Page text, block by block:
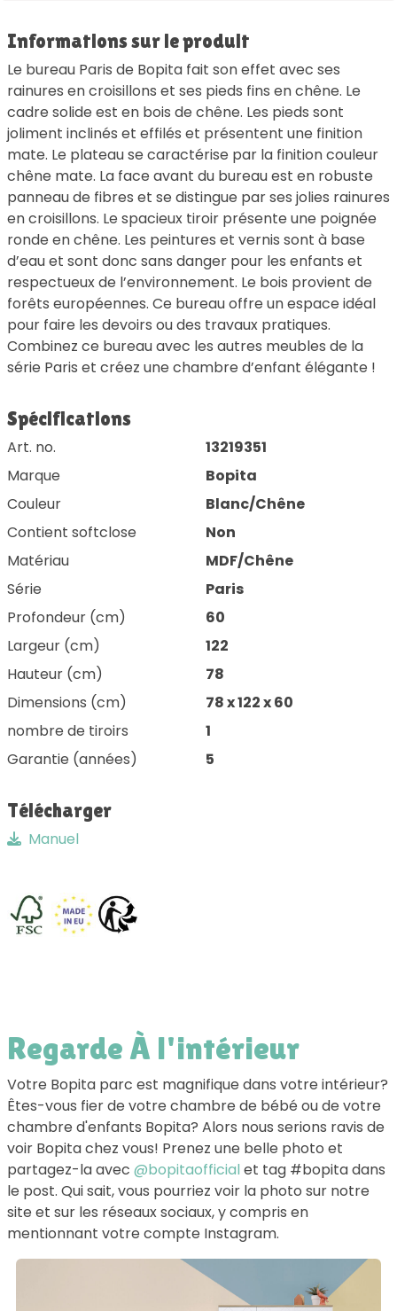
Informations sur le produit
Le bureau Paris de Bopita fait son effet avec ses
rainures en croisillons et ses pieds fins en chêne. Le
cadre solide est en bois de chêne. Les pieds sont
joliment inclinés et effilés et présentent une finition
mate. Le plateau se caractérise par la finition couleur
chêne mate. La face avant du bureau est en robuste
panneau de fibres et se distingue par ses jolies rainures
en croisillons. Le spacieux tiroir présente une poignée
ronde en chêne. Les peintures et vernis sont à base
d’eau et sont donc sans danger pour les enfants et
respectueux de l’environnement. Le bois provient de
forêts européennes. Ce bureau offre un espace idéal
pour faire les devoirs ou des travaux pratiques.
Combinez ce bureau avec les autres meubles de la
série Paris et créez une chambre d’enfant élégante !
Spécifications
Art. no.
13219351
Marque
Bopita
Couleur
Blanc/Chêne
Contient softclose
Non
Matériau
MDF/Chêne
Série
Paris
Profondeur (cm)
60
Largeur (cm)
122
Hauteur (cm)
78
Dimensions (cm)
78 x 122 x 60
nombre de tiroirs
1
Garantie (années)
5
Télécharger
Manuel
Regarde À l'intérieur
Votre Bopita parc est magnifique dans votre intérieur?
Êtes-vous fier de votre chambre de bébé ou de votre
chambre d'enfants Bopita? Alors nous serions ravis de
voir Bopita chez vous! Prenez une belle photo et
partagez-la avec @bopitaofficial et tag #bopita dans
le post. Qui sait, vous pourriez voir la photo sur notre
site et sur les réseaux sociaux, y compris en
mentionnant votre compte Instagram.